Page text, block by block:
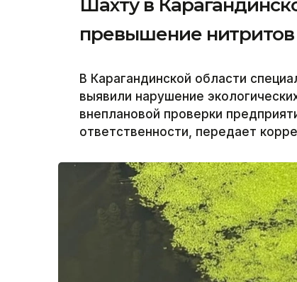
Шахту в
превышение нитритов
В Карагандинской области
выявили нарушение
внеплановой проверки
ответственности, передает